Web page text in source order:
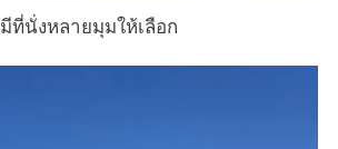
มีที่นั่งหลายมุมให้เลือก